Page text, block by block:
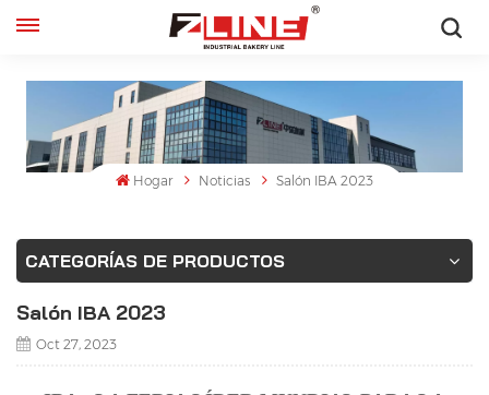
français
español
Hogar Noticias Salón IBA 2023
CATEGORÍAS DE PRODUCTOS
Salón IBA 2023
Oct 27, 2023